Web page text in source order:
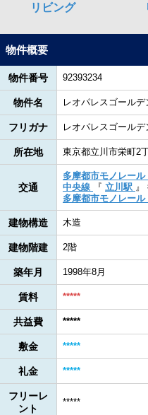
物件概要
物件番号 92393234
物件名 レオパレスゴール
フリガナ レオパレスゴールデ
所在地 東京都立川市栄町2
交通
多摩都市モノレール
中央線
『 立川駅 』
多摩都市モノレール
建物構造 木造
建物階建 2階
築年月 1998年8月
賃料 *****
共益費 *****
敷金 *****
礼金 *****
フリーレ
ント
*****